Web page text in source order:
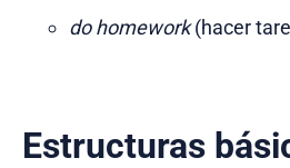
do homework(hacer
Estructuras